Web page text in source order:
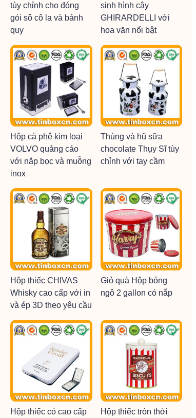
tùy chỉnh cho đóng
gói sô cô la và bánh
quy
sinh hình cây
GHIRARDELLI với
hoa văn nổi bật
Hộp cà phê kim loại
VOLVO quảng cáo
với nắp bọc và muỗng
inox
Thùng và hũ sữa
chocolate Thụy Sĩ tùy
chỉnh với tay cầm
Hộp thiếc CHIVAS
Whisky cao cấp với in
và ép 3D theo yêu cầu
Giỏ quà Hộp bỏng
ngô 2 gallon có nắp
Hộp thiếc cỏ cao cấp Hộp thiếc tròn thời